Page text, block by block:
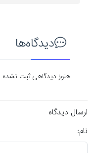
دیدگاه‌ها
هنوز دیدگاهی ثبت
ارسال دیدگاه
نام: